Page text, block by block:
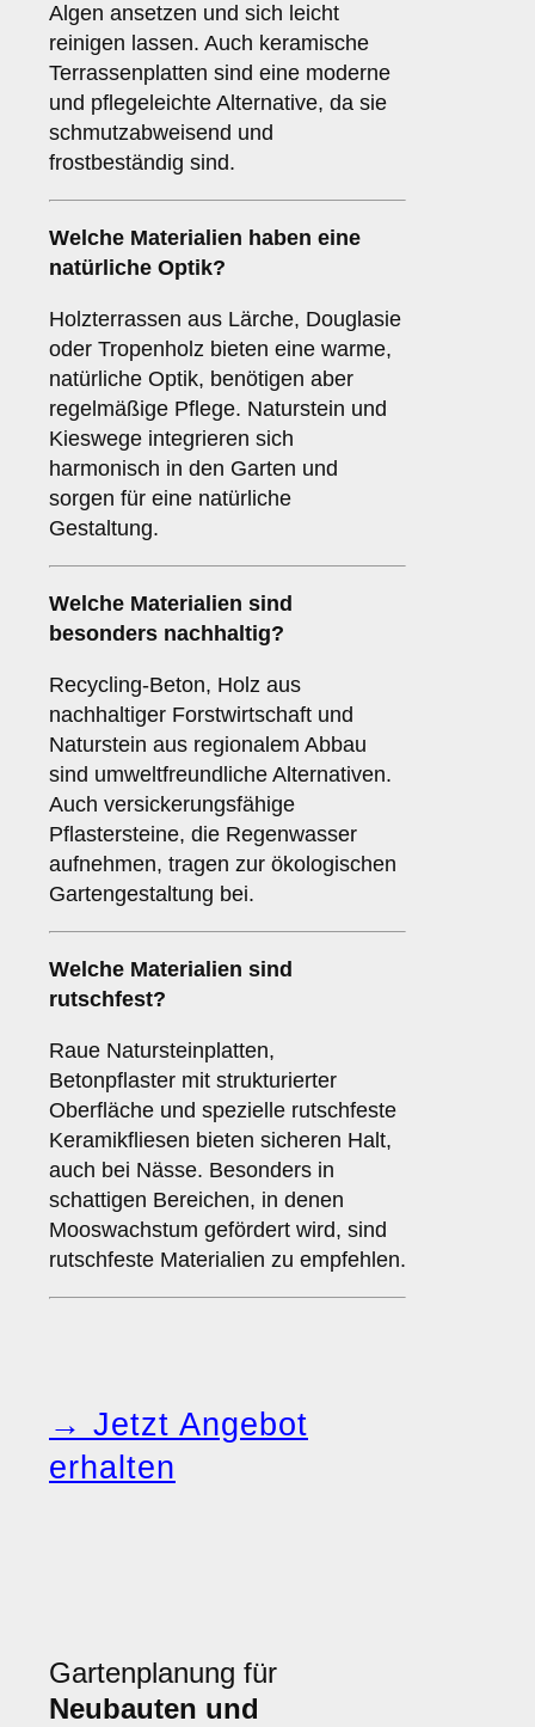
Algen ansetzen und sich leicht
reinigen lassen. Auch keramische
Terrassenplatten sind eine moderne
und pflegeleichte Alternative, da sie
schmutzabweisend und
frostbeständig sind.
Welche Materialien haben eine
natürliche Optik?
Holzterrassen aus Lärche, Douglasie
oder Tropenholz bieten eine warme,
natürliche Optik, benötigen aber
regelmäßige Pflege. Naturstein und
Kieswege integrieren sich
harmonisch in den Garten und
sorgen für eine natürliche
Gestaltung.
Welche Materialien sind
besonders nachhaltig?
Recycling-Beton, Holz aus
nachhaltiger Forstwirtschaft und
Naturstein aus regionalem Abbau
sind umweltfreundliche Alternativen.
Auch versickerungsfähige
Pflastersteine, die Regenwasser
aufnehmen, tragen zur ökologischen
Gartengestaltung bei.
Welche Materialien sind
rutschfest?
Raue Natursteinplatten,
Betonpflaster mit strukturierter
Oberfläche und spezielle rutschfeste
Keramikfliesen bieten sicheren Halt,
auch bei Nässe. Besonders in
schattigen Bereichen, in denen
Mooswachstum gefördert wird, sind
rutschfeste Materialien zu empfehlen.
→ Jetzt Angebot
erhalten
Gartenplanung für
Neubauten und